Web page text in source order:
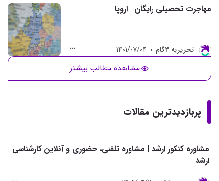
مهاجرت تحصیلی رایگان | اروپا
تحريريه 3گام 1401/07/04
مشاهده مطالب بیشتر
پربازدیدترین مقالات
مشاوره کنکور ارشد | مشاوره تلفنی، حضوری و آنلاین کارشناسی
ارشد